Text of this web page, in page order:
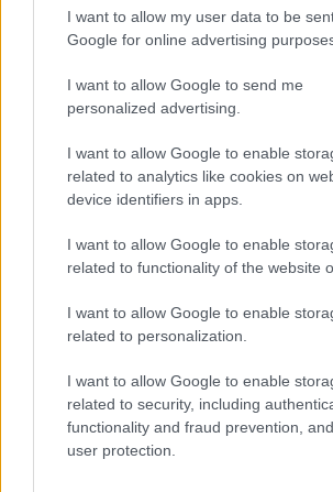
I want to allow my user data to be
Google for online advertising
I want to allow Google to send me
personalized advertising.
I want to allow Google to enable
related to analytics like cookies on
device identifiers in apps.
I want to allow Google to enable
related to functionality of the website
I want to allow Google to enable
related to personalization.
I want to allow Google to enable
related to security, including
functionality and fraud prevention,
user protection.
Έφηβοι και νικοτίνη: Το
προς γονείς και σχολεία
05/06/2026 - 14:00